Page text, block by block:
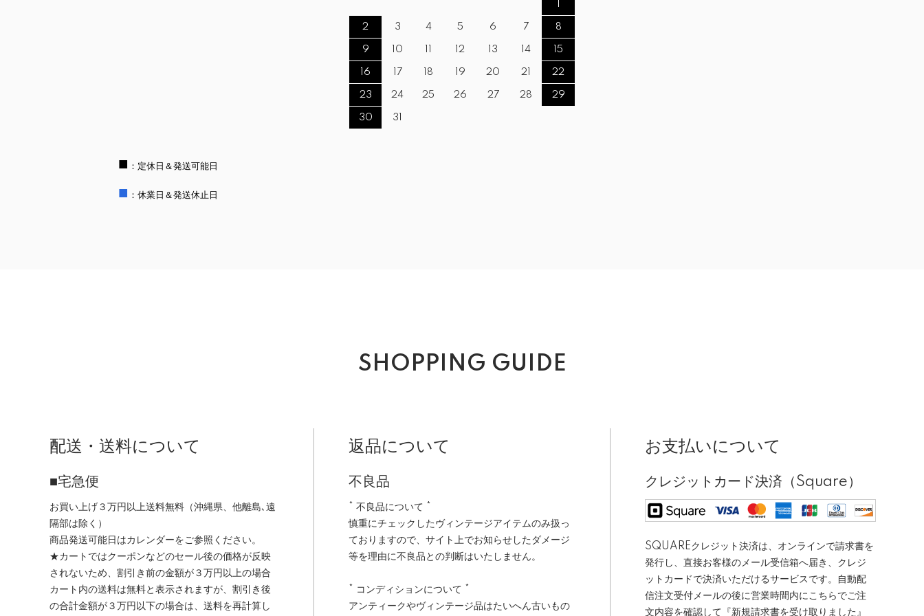
2 3 4 5 6 7 8
9 10 12 13 14 15
16 17 18 19 20 21 22
23 24 25 26 27 28 29
30 31
■ ：定休日＆発送可能日
■ ：休業日＆発送休止日
SHOPPING GUIDE
配送・送料について
■宅急便
お買い上げ３万円以上送料無料（沖縄県、他離島､遠
隔部は除く）
商品発送可能日はカレンダーをご参照ください。
★カートではクーポンなどのセール後の価格が反映
されないため、割引き前の金額が３万円以上の場合
カート内の送料は無料と表示されますが、割引き後
の合計金額が３万円以下の場合は、送料を再計算し
返品について
不良品
* 不良品について *
慎重にチェックしたヴィンテージアイテムのみ扱っ
ておりますので、サイト上でお知らせしたダメージ
等を理由に不良品との判断はいたしません。
* コンディションについて *
アンティークやヴィンテージ品はたいへん古いもの
お支払いについて
クレジットカード決済（Square）
SQUAREクレジット決済は、オンラインで請求書を
発行し、直接お客様のメール受信箱へ届き、クレジ
ットカードで決済いただけるサービスです。自動配
信注文受付メールの後に営業時間内にこちらでご注
文内容を確認して『新規請求書を受け取りました』